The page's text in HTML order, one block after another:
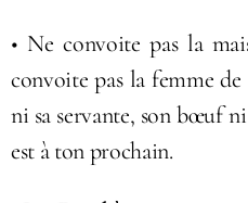
• Ne convoite pas la
convoite pas la femme
ni sa servante, son bœuf
est à ton prochain.